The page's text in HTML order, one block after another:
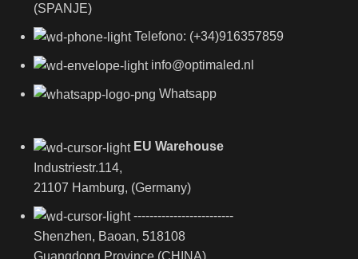
(SPANJE)
Telefono: (+34)916357859
info@optimaled.nl
Whatsapp
EU Warehouse
Industriestr.114,
21107 Hamburg, (Germany)
-------------------------
Shenzhen, Baoan, 518108
Guangdong Province (CHINA)